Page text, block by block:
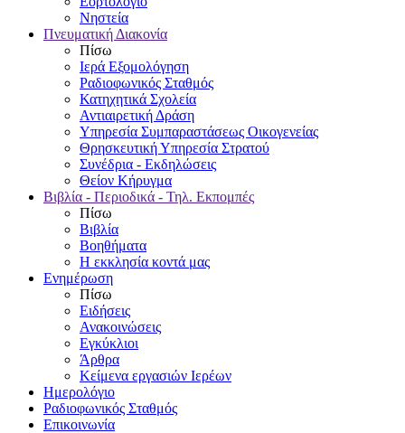
Νηστεία
Πνευματική Διακονία
Πίσω
Ιερά Εξομολόγηση
Ραδιοφωνικός Σταθμός
Κατηχητικά Σχολεία
Αντιαιρετική Δράση
Υπηρεσία Συμπαραστάσεως Οικογενείας
Θρησκευτική Υπηρεσία Στρατού
Συνέδρια - Εκδηλώσεις
Θείον Κήρυγμα
Βιβλία - Περιοδικά - Τηλ. Εκπομπές
Πίσω
Βιβλία
Βοηθήματα
Η εκκλησία κοντά μας
Ενημέρωση
Πίσω
Ειδήσεις
Ανακοινώσεις
Εγκύκλιοι
Άρθρα
Κείμενα εργασιών Ιερέων
Ημερολόγιο
Ραδιοφωνικός Σταθμός
Επικοινωνία